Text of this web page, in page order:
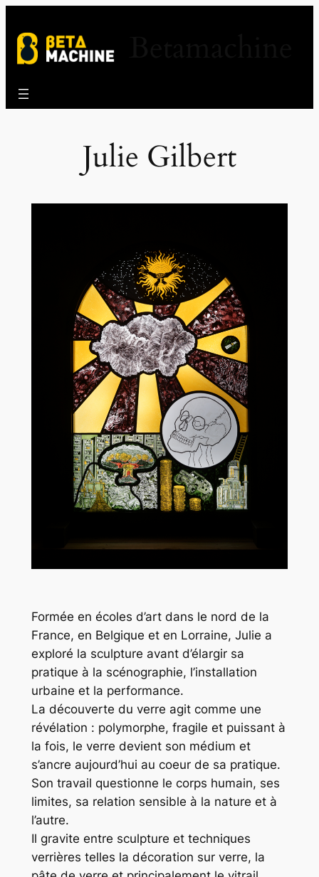
au
contenu
Julie Gilbert
Formée en écoles d’art dans le nord de la
France, en Belgique et en Lorraine, Julie a
exploré la sculpture avant d’élargir sa
pratique à la scénographie, l’installation
urbaine et la performance.
La découverte du verre agit comme une
révélation : polymorphe, fragile et puissant à
la fois, le verre devient son médium et
s’ancre aujourd’hui au coeur de sa pratique.
Son travail questionne le corps humain, ses
limites, sa relation sensible à la nature et à
l’autre.
Il gravite entre sculpture et techniques
verrières telles la décoration sur verre, la